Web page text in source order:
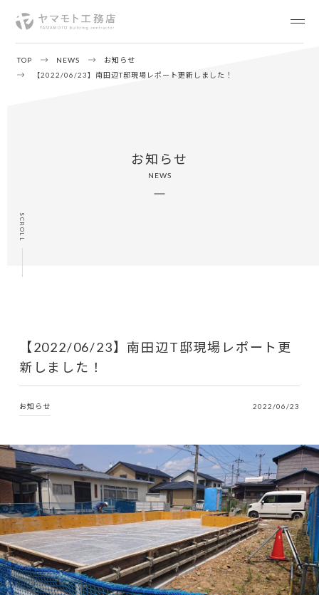
TOP NEWS
お知らせ
【2022/06/23】南田辺T邸現場レポート更新しました！
SCROLL
お知らせ
NEWS
【2022/06/23】南田辺T邸現場レポート更
新しました！
お知らせ 2022/06/23